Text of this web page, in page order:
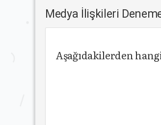
Medya İlişkileri
Aşağıdakilerden